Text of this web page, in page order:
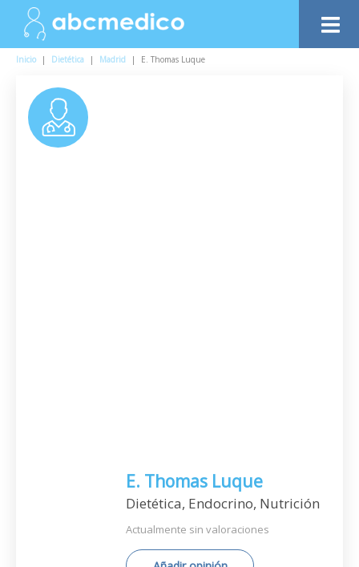
Inicio | Dietética | Madrid | E. Thomas Luque
E. Thomas Luque
Dietética, Endocrino, Nutrición
Actualmente sin valoraciones